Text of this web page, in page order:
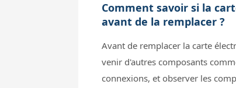
Comment savoir si la
avant de la remplacer ?
Avant de remplacer la carte
venir d'autres composants
connexions, et observer les